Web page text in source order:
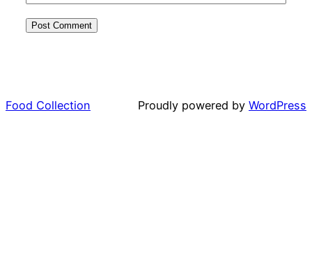
Food Collection Proudly powered by WordPress